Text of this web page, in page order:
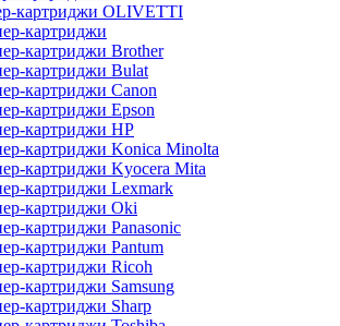
картриджи OLIVETTI
картриджи
картриджи Brother
картриджи Bulat
картриджи Canon
картриджи Epson
картриджи HP
картриджи Konica Minolta
картриджи Kyocera Mita
картриджи Lexmark
картриджи Oki
картриджи Panasonic
картриджи Pantum
картриджи Ricoh
картриджи Samsung
картриджи Sharp